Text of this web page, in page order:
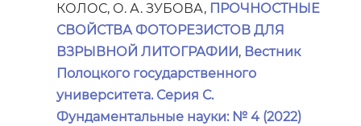
КОЛОС, О. А. ЗУБОВА, ПРОЧНОСТНЫЕ
СВОЙСТВА ФОТОРЕЗИСТОВ ДЛЯ
ВЗРЫВНОЙ ЛИТОГРАФИИ, Вестник
Полоцкого государственного
университета. Серия С.
Фундаментальные науки: № 4 (2022)